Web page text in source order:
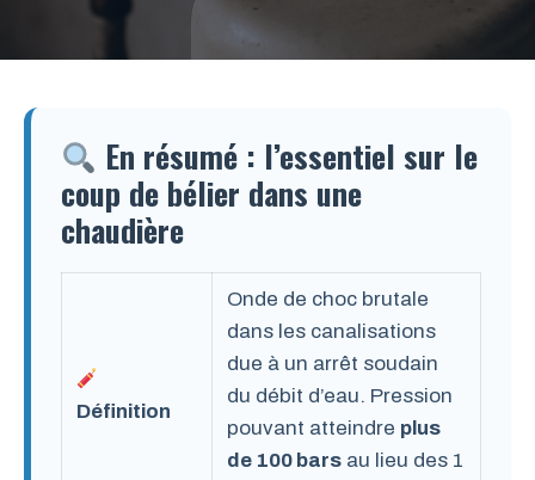
En résumé : l’essentiel sur le
coup de bélier dans une
chaudière
Définition
Onde de choc brutale
dans les canalisations
due à un arrêt soudain
du débit d’eau. Pression
pouvant atteindre plus
de 100 bars au lieu des 1